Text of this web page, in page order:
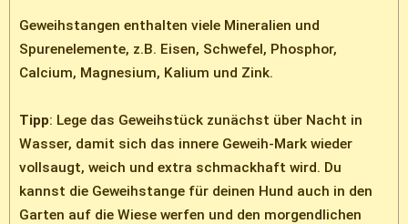
Geweihstangen enthalten viele Mineralien und
Spurenelemente, z.B. Eisen, Schwefel, Phosphor,
Calcium, Magnesium, Kalium und Zink.
Tipp: Lege das Geweihstück zunächst über Nacht in
Wasser, damit sich das innere Geweih-Mark wieder
vollsaugt, weich und extra schmackhaft wird. Du
kannst die Geweihstange für deinen Hund auch in den
Garten auf die Wiese werfen und den morgendlichen